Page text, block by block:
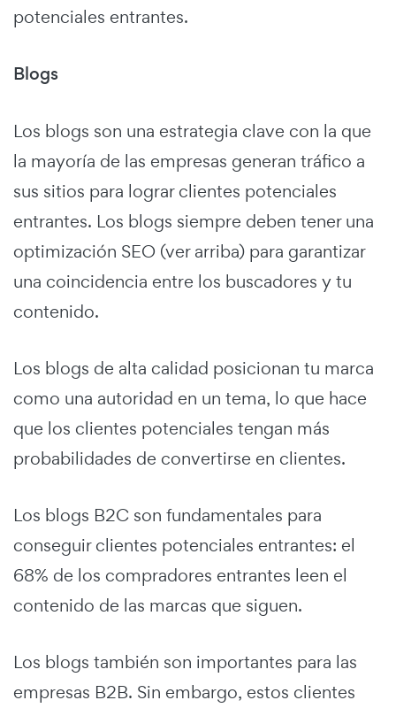
potenciales entrantes.
Blogs
Los blogs son una estrategia clave con la que
la mayoría de las empresas generan tráfico a
sus sitios para lograr clientes potenciales
entrantes. Los blogs siempre deben tener una
optimización SEO (ver arriba) para garantizar
una coincidencia entre los buscadores y tu
contenido.
Los blogs de alta calidad posicionan tu marca
como una autoridad en un tema, lo que hace
que los clientes potenciales tengan más
probabilidades de convertirse en clientes.
Los blogs B2C son fundamentales para
conseguir clientes potenciales entrantes: el
68% de los compradores entrantes leen el
contenido de las marcas que siguen.
Los blogs también son importantes para las
empresas B2B. Sin embargo, estos clientes